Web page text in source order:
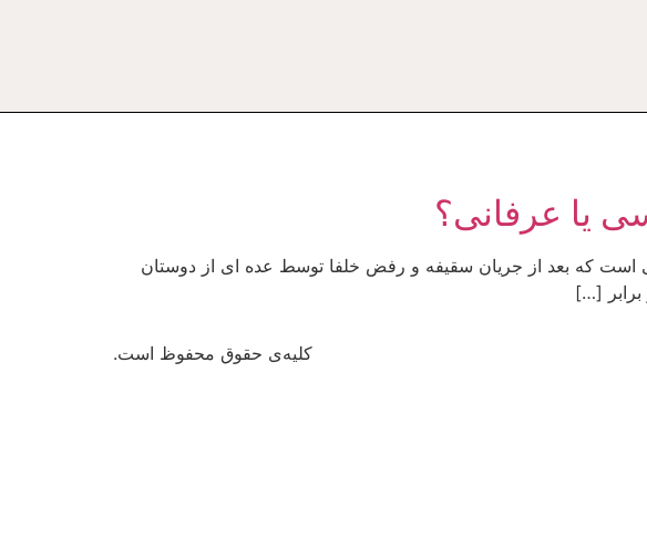
است که بعد از جریان سقیفه و رفض خلفا توسط عده ای از دوستان
[…]
کلیه‌ی حقوق محفوظ است.